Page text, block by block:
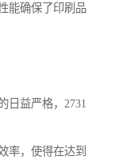
能确保了印刷品
日益严格，2731
率，使得在达到